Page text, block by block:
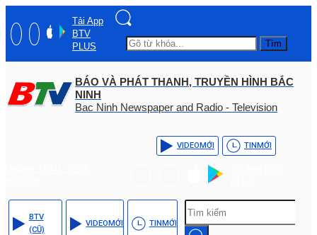
Tải App
BTV
PLUS
Tìm
BÁO VÀ PHÁT THANH, TRUYỀN HÌNH BẮC
NINH
Bac Ninh Newspaper and Radio - Television
VIDEOMỚI TINMỚI
BTV
(CŨ)
VIDEOMỚI TINMỚI